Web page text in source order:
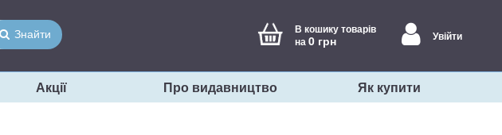
Знайти
В кошику товарів
на0 грн Увійти
Акції Про видавництво Як купити